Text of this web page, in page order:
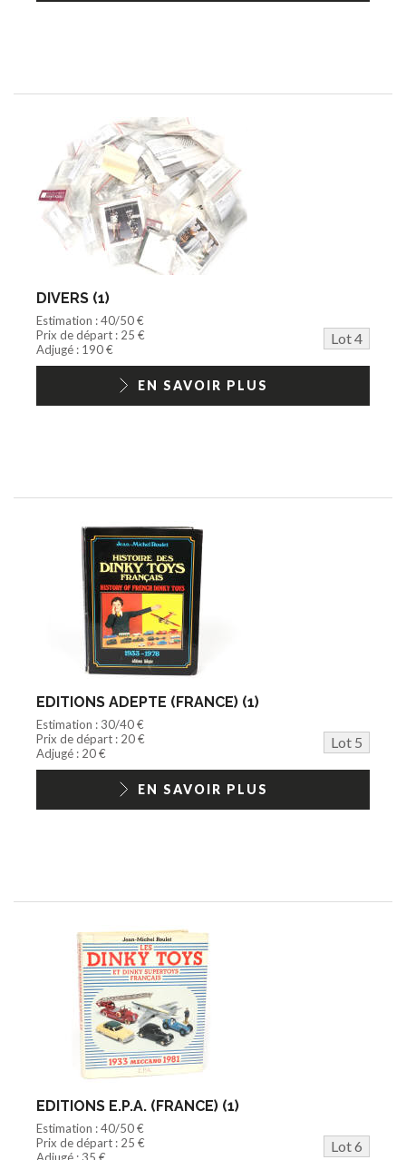
DIVERS (1)
Estimation : 40/50 €
Prix de départ : 25 €
Lot 4
Adjugé : 190 €
EN SAVOIR PLUS
EDITIONS ADEPTE (FRANCE) (1)
Estimation : 30/40 €
Prix de départ : 20 €
Lot 5
Adjugé : 20 €
EN SAVOIR PLUS
EDITIONS E.P.A. (FRANCE) (1)
Estimation : 40/50 €
Prix de départ : 25 €
Lot 6
Adjugé : 35 €